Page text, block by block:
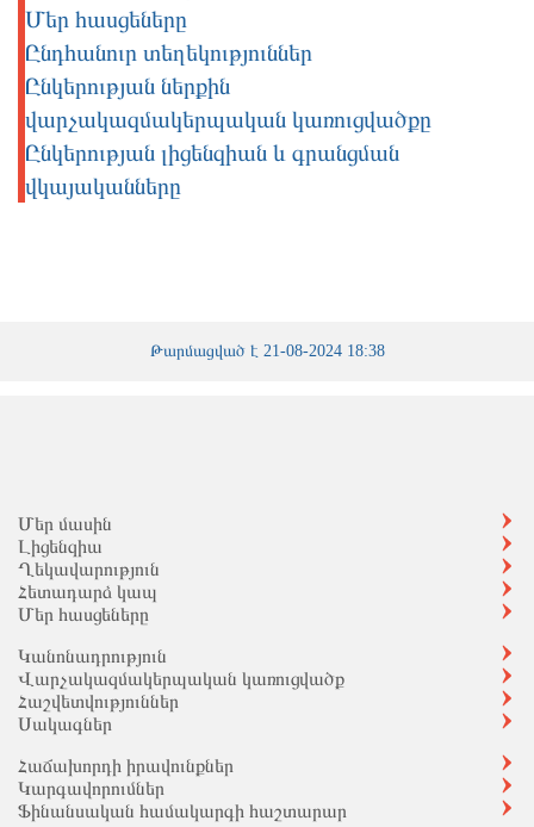
Մեր հասցեները
Ընդհանուր տեղեկություններ
Ընկերության ներքին
վարչակազմակերպական կառուցվածքը
Ընկերության լիցենզիան և գրանցման
վկայականները
Թարմացված է 21-08-2024 18:38
Մեր մասին
Լիցենզիա
Ղեկավարություն
Հետադարձ կապ
Մեր հասցեները
Կանոնադրություն
Վարչակազմակերպական կառուցվածք
Հաշվետվություններ
Սակագներ
Հաճախորդի իրավունքներ
Կարգավորումներ
Ֆինանսական համակարգի հաշտարար